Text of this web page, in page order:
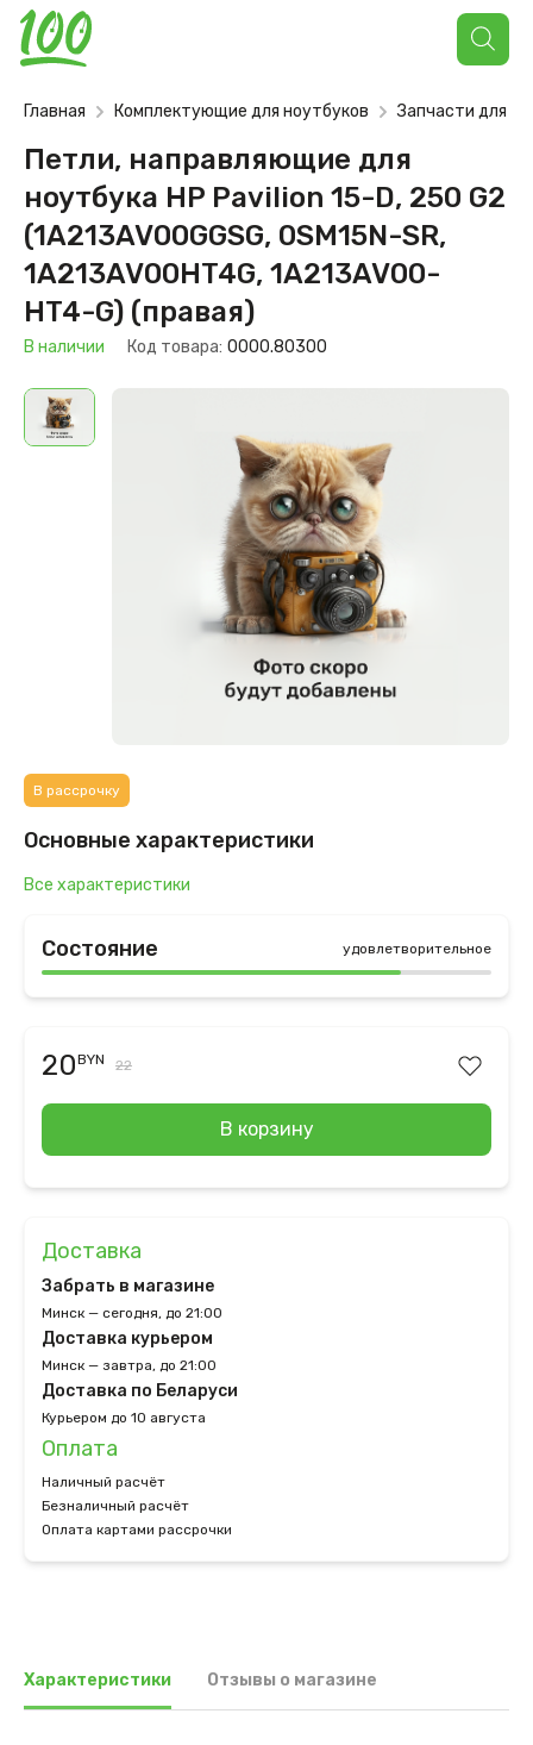
Поиск
товаров
Главная Комплектующие для ноутбуков Запчасти для
Петли, направляющие для
ноутбука HP Pavilion 15-D, 250 G2
(1A213AV00GGSG, 0SM15N-SR,
1A213AV00HT4G, 1A213AV00-
HT4-G) (правая)
В наличии Код товара: 0000.80300
В рассрочку
Основные характеристики
Все характеристики
Состояние удовлетворительное
20BYN 22
В корзину
Доставка
Забрать в магазине
Минск — сегодня, до 21:00
Доставка курьером
Минск — завтра, до 21:00
Доставка по Беларуси
Курьером до 10 августа
Оплата
Наличный расчёт
Безналичный расчёт
Оплата картами рассрочки
Характеристики Отзывы о магазине